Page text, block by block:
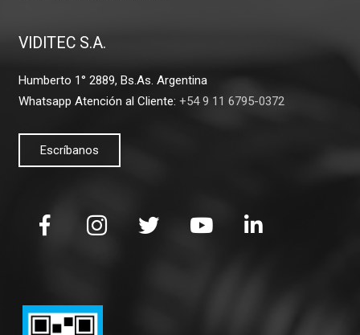
VIDITEC S.A.
Humberto 1° 2889, Bs.As. Argentina
Whatsapp Atención al Cliente: +54 9 11 6795-0372
Escríbanos